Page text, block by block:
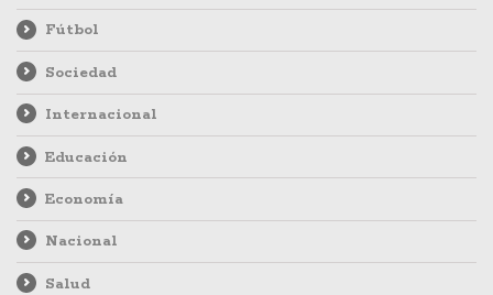
Fútbol
Sociedad
Internacional
Educación
Economía
Nacional
Salud